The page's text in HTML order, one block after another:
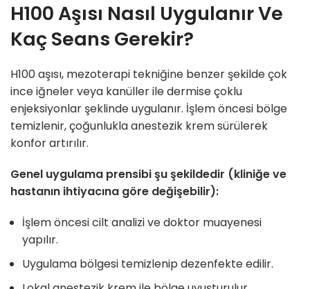
H100 Aşısı Nasıl Uygulanır Ve
Kaç Seans Gerekir?
H100 aşısı, mezoterapi tekniğine benzer şekilde çok
ince iğneler veya kanüller ile dermise çoklu
enjeksiyonlar şeklinde uygulanır. İşlem öncesi bölge
temizlenir, çoğunlukla anestezik krem sürülerek
konfor artırılır.
Genel uygulama prensibi şu şekildedir (kliniğe ve
hastanın ihtiyacına göre değişebilir):
İşlem öncesi cilt analizi ve doktor muayenesi
yapılır.
Uygulama bölgesi temizlenip dezenfekte edilir.